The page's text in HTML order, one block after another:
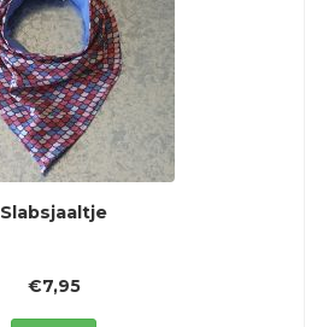
Slabsjaaltje
€7,95